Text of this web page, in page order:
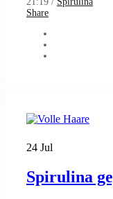
Share
24 Jul
Spirulina